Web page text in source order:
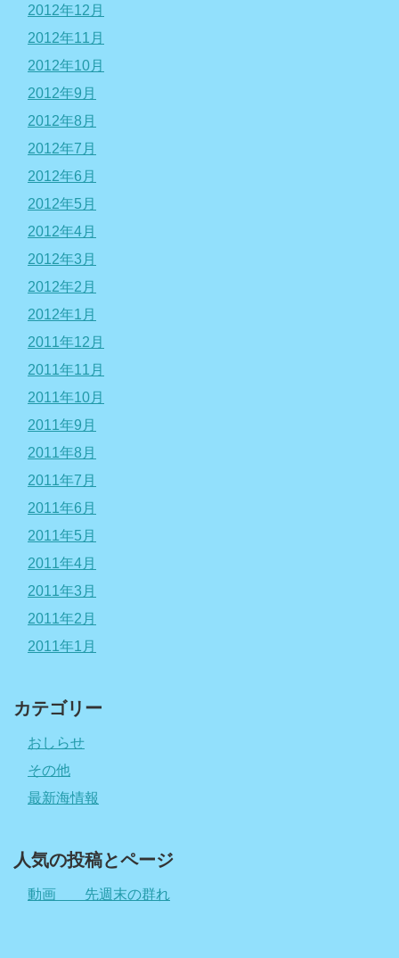
2012年12月
2012年11月
2012年10月
2012年9月
2012年8月
2012年7月
2012年6月
2012年5月
2012年4月
2012年3月
2012年2月
2012年1月
2011年12月
2011年11月
2011年10月
2011年9月
2011年8月
2011年7月
2011年6月
2011年5月
2011年4月
2011年3月
2011年2月
2011年1月
カテゴリー
おしらせ
その他
最新海情報
人気の投稿とページ
動画 先週末の群れ